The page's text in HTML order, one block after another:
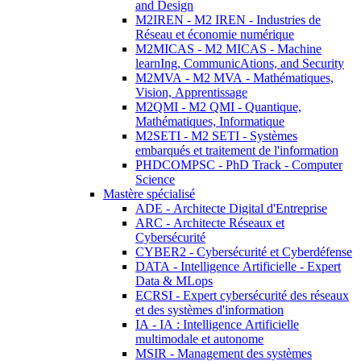
and Design
M2IREN - M2 IREN - Industries de
Réseau et économie numérique
M2MICAS - M2 MICAS - Machine
learnIng, CommunicAtions, and Security
M2MVA - M2 MVA - Mathématiques,
Vision, Apprentissage
M2QMI - M2 QMI - Quantique,
Mathématiques, Informatique
M2SETI - M2 SETI - Systèmes
embarqués et traitement de l'information
PHDCOMPSC - PhD Track - Computer
Science
Mastère spécialisé
ADE - Architecte Digital d'Entreprise
ARC - Architecte Réseaux et
Cybersécurité
CYBER2 - Cybersécurité et Cyberdéfense
DATA - Intelligence Artificielle - Expert
Data & MLops
ECRSI - Expert cybersécurité des réseaux
et des systèmes d'information
IA - IA : Intelligence Artificielle
multimodale et autonome
MSIR - Management des systèmes